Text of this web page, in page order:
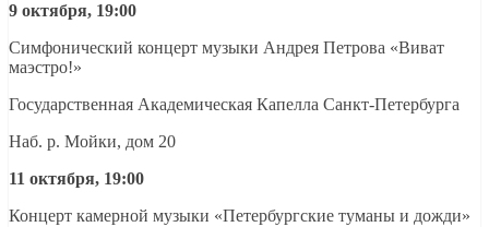
9 октября, 19:00
Симфонический концерт музыки Андрея Петрова «Виват
маэстро!»
Государственная Академическая Капелла Санкт-Петербурга
Наб. р. Мойки, дом 20
11 октября, 19:00
Концерт камерной музыки «Петербургские туманы и дожди»